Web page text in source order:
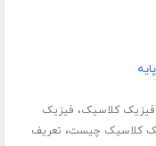
فیزیک کلاسیک، فیزیک
کلاسیک چیست، تعریف